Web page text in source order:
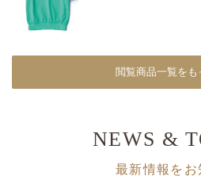
閲覧商品一覧をも
NEWS &
最新情報をお